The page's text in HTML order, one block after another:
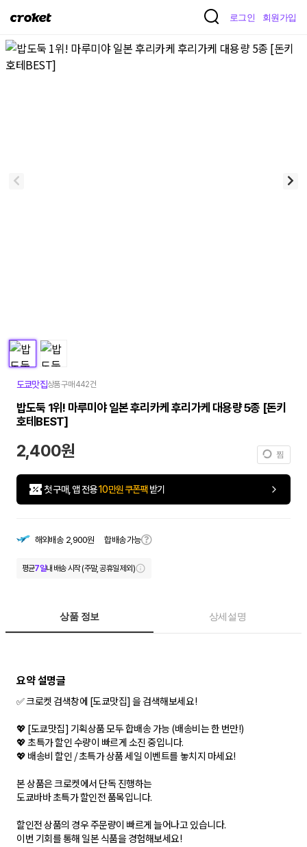
크
켓
로그인 회원가입
도쿄맛집상품 구매 442건
밥도둑 1위! 마루미야 일본 후리카케 후리가케 대용량 5종 [돈키
호테BEST]
2,400원 찜
첫 구매, 앱 전용10만원 쿠폰팩 받기
해외배송 2,900원 합배송 가능
평균7일내 배송 시작 (주말, 공휴일 제외)
상품 정보 상세설명
✅ 크로켓 검색창에 [도쿄맛집] 을 검색해보세요!
💖 [도쿄맛집] 기획상품 모두 합배송 가능 (배송비는 한 번만!)
💖 초특가 할인 수량이 빠르게 소진 중입니다.
💖 배송비 할인 / 초특가 상품 세일 이벤트를 놓치지 마세요!
본 상품은 크로켓에서 단독 진행하는
도쿄바바 초특가 할인전 품목입니다.
할인전 상품의 경우 주문량이 빠르게 늘어나고 있습니다.
이번 기회를 통해 일본 식품을 경험해보세요!